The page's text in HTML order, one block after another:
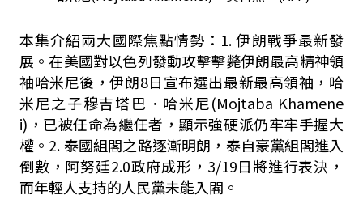
本集介紹兩大國際焦點情勢： 1.伊朗戰爭最新發
展。在美國對以色列發動攻擊擊斃伊朗最高精神領
袖哈米尼後，伊朗8日宣布選出最新最高領袖，哈
米尼之子穆吉塔巴．哈米尼(Mojtaba Khamene
i) ，已被任命為繼任者，顯示強硬派仍牢牢手握大
權。 2. 泰國組閣之路逐漸明朗，泰自豪黨組閣進入
倒數，阿努廷2.0政府成形， 3/19日將進行表決，
而年輕人支持的人民黨未能入閣。